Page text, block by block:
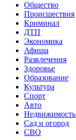
Общество
Происшествия
Криминал
ДТП
Экономика
Афиша
Развлечения
Здоровье
Образование
Культура
Спорт
Авто
Недвижимость
Сад и огород
СВО